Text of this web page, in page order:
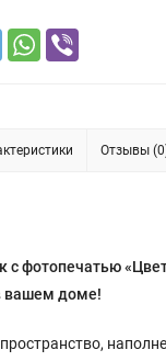
Отзывы
с фотопечатью
вашем доме!